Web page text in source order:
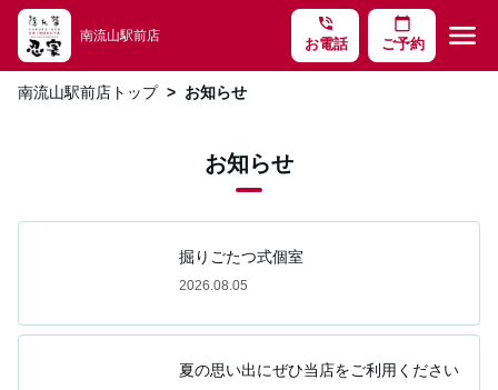
phone_in_talk
お電話
calendar_today
ご予約 menu
南流山駅前店
南流山駅前店トップ お知らせ
お知らせ
掘りごたつ式個室
2026.08.05
夏の思い出にぜひ当店をご利用ください